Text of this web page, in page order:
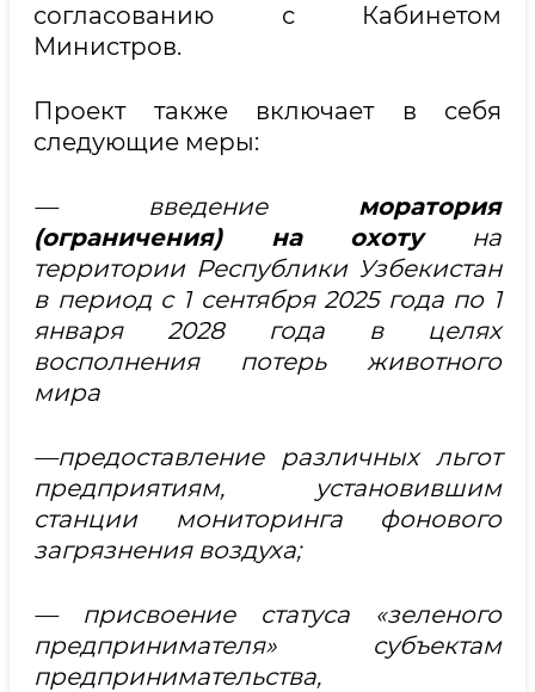
согласованию с Кабинетом
Министров.
Проект также включает в себя
следующие меры:
— введение моратория
(ограничения) на охоту на
территории Республики Узбекистан
в период с 1 сентября 2025 года по 1
января 2028 года в целях
восполнения потерь животного
мира
—предоставление различных льгот
предприятиям, установившим
станции мониторинга фонового
загрязнения воздуха;
— присвоение статуса «зеленого
предпринимателя» субъектам
предпринимательства,